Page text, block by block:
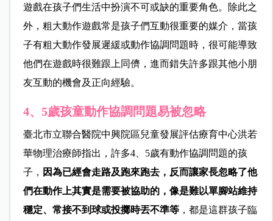
遊戲在孩子們生活中扮演不可或缺的重要角色。除此之
外，粗大動作遊戲常是孩子們互動很重要的媒介，當孩
子有粗大動作發展遲緩或動作協調問題時，很可能導致
他們在遊戲時很難跟上同儕，進而錯失許多跟其他小朋
友互動的機會及正向經驗。
4、5歲孩童動作協調問題易被忽略
臺北市立聯合醫院中興院區兒童發展評估療育中心洪若
華物理治療師指出，許多4、5歲有動作協調問題的孩
子， 因為已經會走路及跑來跑去，反而讓家長忽略了他
們在動作上其實是需要被協助的，像是難以單腳站維持
穩定、常接不到球或投擲時丟不準等，都是這群孩子臨